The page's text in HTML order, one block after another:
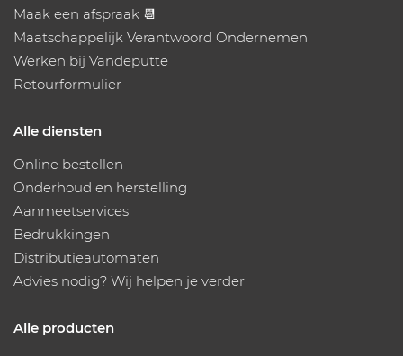
Maak een afspraak 📆
Maatschappelijk Verantwoord Ondernemen
Werken bij Vandeputte
Retourformulier
Alle diensten
Online bestellen
Onderhoud en herstelling
Aanmeetservices
Bedrukkingen
Distributieautomaten
Advies nodig? Wij helpen je verder
Alle producten